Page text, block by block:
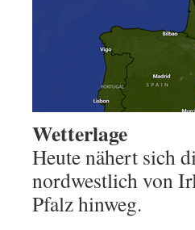
Wetterlage
Heute nähert sich
nordwestlich von
Pfalz hinweg.